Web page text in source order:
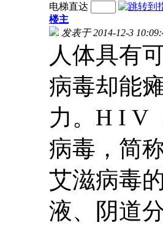
电梯直达
楼主
发表于 2014-12-3
人体具有
病毒却能
力。H I V
病毒，简
艾滋病毒
液、阴道